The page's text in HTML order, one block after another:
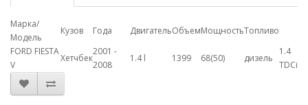
Марка/
Модель
Кузов Года ДвигательОбъемМощностьТопливо
FORD FIESTA
V
Хетчбек
2001 -
2008
1.4 l 1399 68(50) дизель
1.4
TDCi